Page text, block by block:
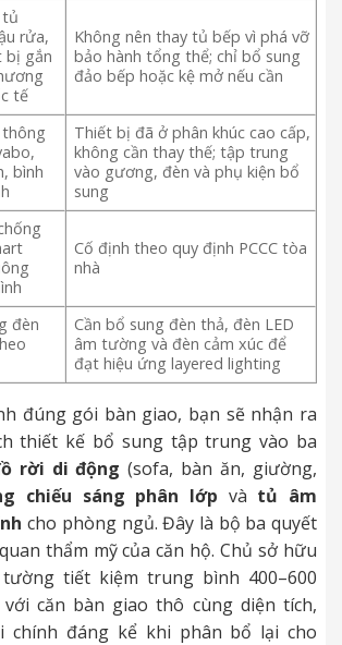
rửa,
bị gắn
tế
Không nên thay tủ bếp vì phá vỡ
bảo hành tổng thể; chỉ bổ sung
đảo bếp hoặc kệ mở nếu cần
thông
bình
Thiết bị đã ở phân khúc cao cấp,
không cần thay thế; tập trung
vào gương, đèn và phụ kiện bổ
sung
Cố định theo quy định PCCC tòa
nhà
đèn
Cần bổ sung đèn thả, đèn LED
âm tường và đèn cảm xúc để
đạt hiệu ứng layered lighting
đúng gói bàn giao, bạn sẽ nhận ra
thiết kế bổ sung tập trung vào ba
rời di động (sofa, bàn ăn, giường,
chiếu sáng phân lớp và tủ âm
cho phòng ngủ. Đây là bộ ba quyết
thẩm mỹ của căn hộ. Chủ sở hữu
tiết kiệm trung bình 400–600
căn bàn giao thô cùng diện tích,
chính đáng kể khi phân bổ lại cho